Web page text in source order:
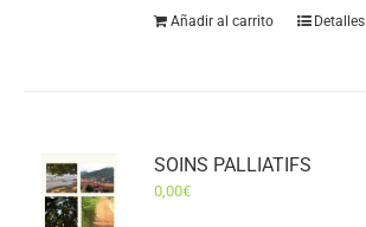
Añadir al carrito Detalles
SOINS PALLIATIFS
0,00€